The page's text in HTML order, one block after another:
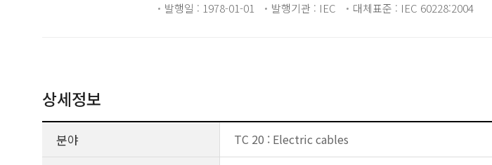
발행일 : 1978-01-01 발행기관 : IEC 대체표준 : IEC 60228:2004
상세정보
분야 TC 20 : Electric cables